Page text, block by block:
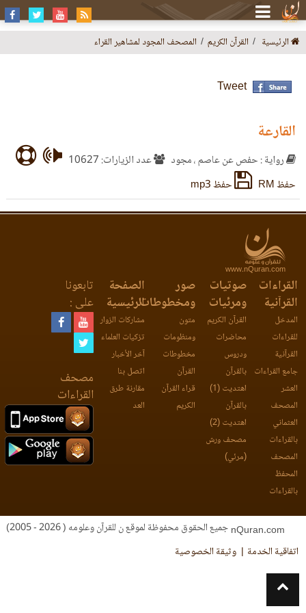
الرئيسية القرآن الكريم المصحف المجود لمشاهير القراء
Tweet
القارعة
رواية : حفص عن عاصم ، مجود
عدد الزيارات: 10627
حفظ RM
حفظ mp3
www.nQuran.com
القراءات
القرآنية
المدخل
للقراءات
القرآنية
جامع القراءات
العشر
المصحف
العثماني
بالقراءات
المصحف
المحفظ
بالقراءات
صوتيات
ومرئيات
القرآن الكريم
محاضرات
ودروس
بالقرآن
اهتديت (1)
بالقرآن
اهتديت (2)
مصحف ورش
(مرئي)
صور
ومخطوطات
متون
ومنظومات
مخطوطات
القرآن
قراء القرآن
الكريم
الصفحة
الرئيسية
مشاركات الزوار
تزكيات العلماء
آخر الأخبار
اتصل بنا
مقارنة طرق
العد
تابعونا
على :
مصحف
القراءات
جميع الحقوق محفوظة لموقع ن للقرآن وعلومه ( 2026 - 2005)
اتفاقية الخدمة
وثيقة الخصوصية